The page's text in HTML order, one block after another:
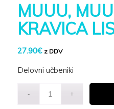
MUUU,
KRAVICA
27.90€ z DDV
Delovni učbeniki